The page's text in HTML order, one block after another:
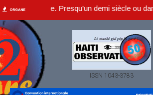
ORGANE
Presqu'un demi siècle ou dans un an
ISSN 1043-3783